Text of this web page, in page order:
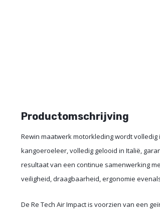
Productomschrijving
Rewin maatwerk motorkleding wordt
kangoeroeleer, volledig gelooid in Italië,
resultaat van een continue samenwerking
veiligheid, draagbaarheid, ergonomie
De Re Tech Air Impact is voorzien van een